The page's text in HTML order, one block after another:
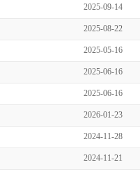
2025-09-14
2025-08-22
2025-05-16
2025-06-16
2025-06-16
2026-01-23
2024-11-28
2024-11-21